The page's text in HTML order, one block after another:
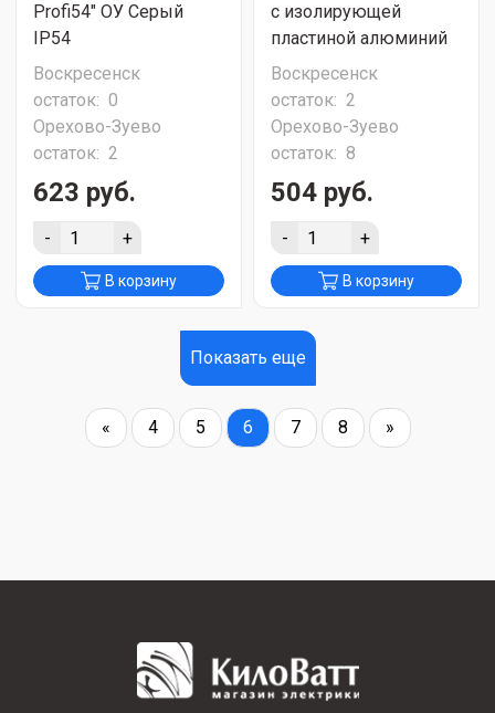
Profi54" ОУ Серый
IP54
Воскресенск
остаток: 0
Орехово-Зуево
остаток: 2
623 руб.
- +
В корзину
с изолирующей
пластиной алюминий
Воскресенск
остаток: 2
Орехово-Зуево
остаток: 8
504 руб.
- +
В корзину
Показать еще
« 4 5 6 7 8 »